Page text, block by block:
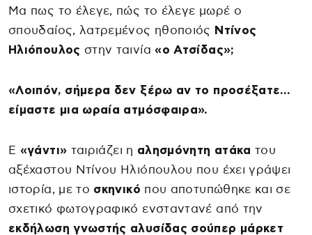
Μα πως το έλεγε, πώς το έλεγε μωρέ ο
σπουδαίος, λατρεμένος ηθοποιός Ντίνος
Ηλιόπουλος στην ταινία «ο Ατσίδας»;
«Λοιπόν, σήμερα δεν ξέρω αν το προσέξατε…
είμαστε μια ωραία ατμόσφαιρα».
Ε «γάντι» ταιριάζει η αλησμόνητη ατάκα του
αξέχαστου Ντίνου Ηλιόπουλου που έχει γράψει
ιστορία, με το σκηνικό που αποτυπώθηκε και σε
σχετικό φωτογραφικό ενσταντανέ από την
εκδήλωση γνωστής αλυσίδας σούπερ μάρκετ